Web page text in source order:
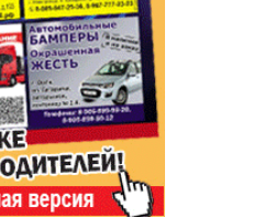
Юристы, Экспертиза, Страхование
Ремонт
Социальные организации
Это интересно
Администрация